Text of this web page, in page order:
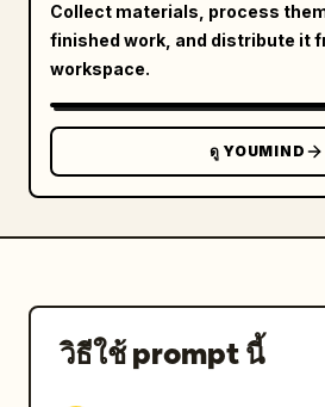
พระราชวังทรงโค้งสูงทางขวาสุด","ป
ทางด้านซ้าย","บันได/ทางเดินกระดา
มาจากร่องกลางหนังสือ","โต๊ะน้ำชาท
พร้อมดอกกุหลาบใกล้โซฟา","ภาพปร
หน้าหนังสือด้านขวาล่าง","ภาพประก
ขนาดเล็กที่หน้าหนังสือด้านซ้ายล่าง
ดอกกุหลาบและเมฆกระจายอยู่
Rêves","ดอกกุหลาบสีชมพูในพื้นหลั
ใต้หนังสือ","กลีบกุหลาบที่ร่วงหล่
{"art_direction":"อนิเมะโชโจญี่
Collect materials, process
finished work, and distribute it
workspace.
ดู YOUMIND
วิธีใช้ prompt นี้